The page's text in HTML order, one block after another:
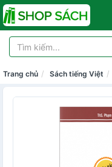
Trang chủ Sách tiếng Việt